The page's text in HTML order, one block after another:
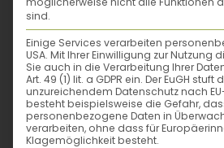
www.wildkraut.info bietet
Erlebnisführungen zum
an.
sind.
Einige Services verarbeiten
USA. Mit Ihrer Einwilligung zur Nutzung
Sie auch in die Verarbeitung Ihrer
Art. 49 (1) lit. a GDPR ein. Der EuGH
unzureichendem Datenschutz nach
besteht beispielsweise die Gefahr,
personenbezogene Daten in
verarbeiten, ohne dass für
Klagemöglichkeit besteht.